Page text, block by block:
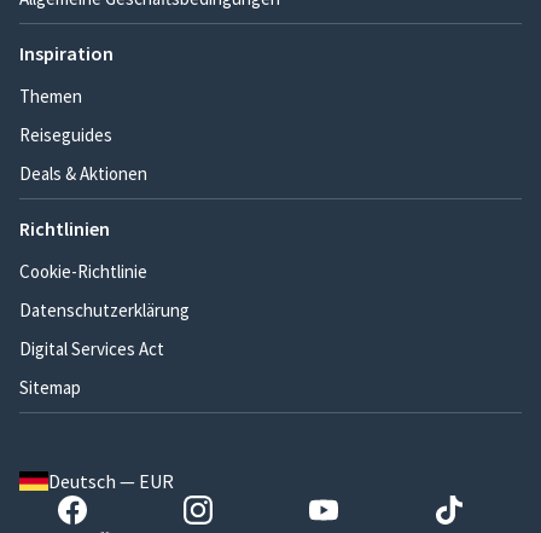
Inspiration
Themen
Reiseguides
Deals & Aktionen
Richtlinien
Cookie-Richtlinie
Datenschutzerklärung
Digital Services Act
Sitemap
Deutsch — EUR